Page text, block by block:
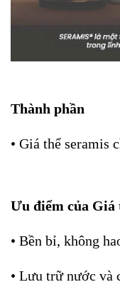
Thành phần
• Giá thể seramis
Ưu điểm của
• Bền bỉ, không
• Lưu trữ nước và